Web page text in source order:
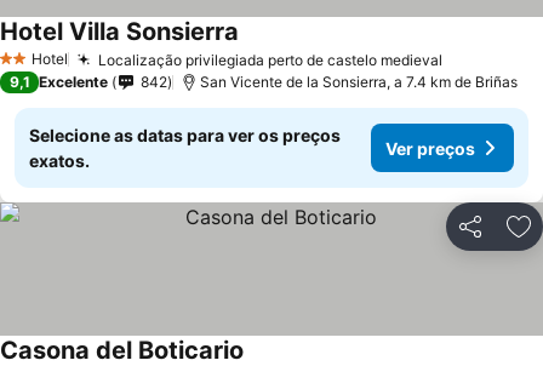
2 Estrelas
Hotel Localização privilegiada perto de castelo medieval
Hotel Villa Sonsierra
9,1 Excelente 842 San Vicente de la Sonsierra, a 7.4 km de Briñas
Selecione as datas para ver os preços
exatos.
Ver preços
Partilhar
Casona del Boticario